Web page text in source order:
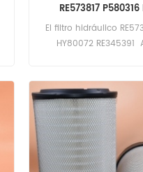
RE573817
RE345391
El filtro hidráulico
HY80072 RE345391
R.